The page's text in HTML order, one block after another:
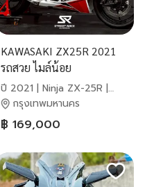
KAWASAKI ZX25R 2021
รถสวย ไมล์น้อย
ปี 2021 | Ninja ZX-25R |
Kawasaki
กรุงเทพมหานคร
฿ 169,000